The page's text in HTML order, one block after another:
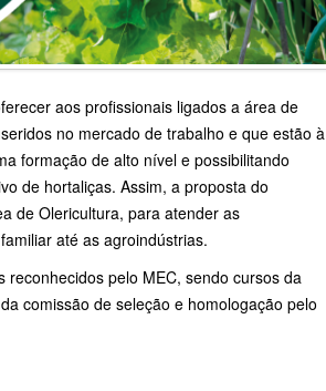
aos profissionais ligados a área de
no mercado de trabalho e que estão à
formação de alto nível e possibilitando
de hortaliças. Assim, a proposta do
de Olericultura, para atender as
até as agroindústrias.
pelo MEC, sendo cursos da
comissão de seleção e homologação pelo